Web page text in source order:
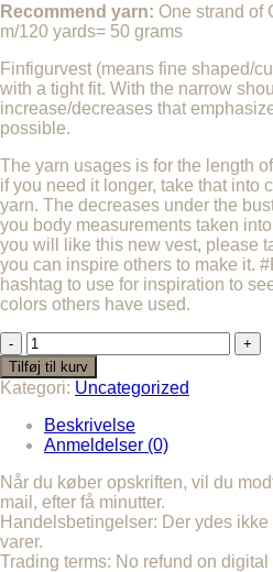
Recommend yarn: One strand of
m/120 yards= 50 grams
Finfigurvest (means fine shaped/
with a tight fit. With the narrow
increase/decreases that
possible.
The yarn usages is for the length
if you need it longer, take that into
yarn. The decreases under the
you body measurements taken
you will like this new vest, please
you can inspire others to make it.
hashtag to use for inspiration to
colors others have used.
FINFIGURVEST
English
antal
Tilføj til kurv
Kategori: Uncategorized
Beskrivelse
Anmeldelser (0)
Når du køber opskriften, vil du
mail, efter få minutter.
Handelsbetingelser: Der ydes
varer.
Trading terms: No refund on digital